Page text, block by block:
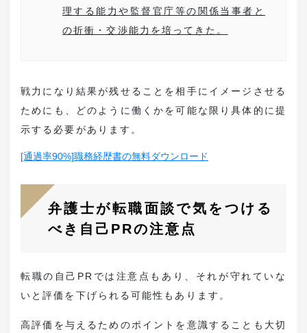
理する能力や監督官庁等の関係当事者と
の折衝・交渉能力を培ってきた。
戦力になり結果が残せることを相手にイメージさせる
ためにも、どのように働くかを可能な限り具体的に提
示する必要があります。
[通過率90%]職務経歴書の無料ダウンロード
弁護士が転職面談で気をつける
べき自己PRの注意点
転職の自己PRでは注意点もあり、それが守れていな
いと評価を下げられる可能性もあります。
高評価を与えるためのポイントを意識することも大切